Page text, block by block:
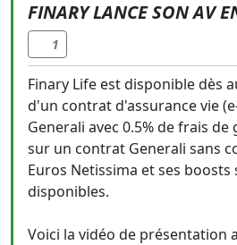
FINARY LANCE SON AV
1
Finary Life est disponible dès
d'un contrat d'assurance vie
Generali avec 0.5% de frais
sur un contrat Generali sans
Euros Netissima et ses
disponibles.
Voici la vidéo de présentation